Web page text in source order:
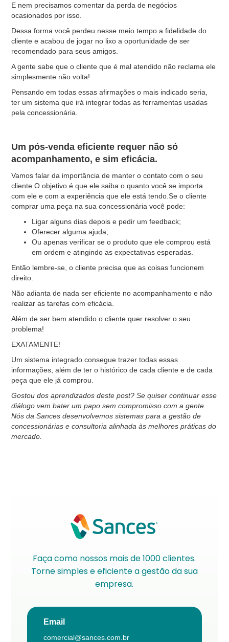
E nem precisamos comentar da perda de negócios
ocasionados por isso.
Dessa forma você perdeu nesse meio tempo a fidelidade do
cliente e acabou de jogar no lixo a oportunidade de ser
recomendado para seus amigos.
A gente sabe que o cliente que é mal atendido não reclama ele
simplesmente não volta!
Pensando em todas essas afirmações o mais indicado seria,
ter um sistema que irá integrar todas as ferramentas usadas
pela concessionária.
Um pós-venda eficiente requer não só
acompanhamento, e sim eficácia.
Vamos falar da importância de manter o contato com o seu
cliente.O objetivo é que ele saiba o quanto você se importa
com ele e com a experiência que ele está tendo.Se o cliente
comprar uma peça na sua concessionária você pode:
Ligar alguns dias depois e pedir um feedback;
Oferecer alguma ajuda;
Ou apenas verificar se o produto que ele comprou está
em ordem e atingindo as expectativas esperadas.
Então lembre-se, o cliente precisa que as coisas funcionem
direito.
Não adianta de nada ser eficiente no acompanhamento e não
realizar as tarefas com eficácia.
Além de ser bem atendido o cliente quer resolver o seu
problema!
EXATAMENTE!
Um sistema integrado consegue trazer todas essas
informações, além de ter o histórico de cada cliente e de cada
peça que ele já comprou.
Gostou dos aprendizados deste post? Se quiser continuar esse
diálogo vem bater um papo sem compromisso com a gente.
Nós da Sances desenvolvemos sistemas para a gestão de
concessionárias e consultoria alinhada às melhores práticas do
mercado.
Faça como nossos mais de 1000 clientes.
Torne simples e eficiente a gestão da sua
empresa.
Email
comercial@sances.com.br